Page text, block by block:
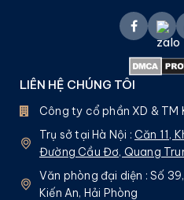
LIÊN HỆ CHÚNG TÔI
Công ty cổ phần XD & TM
Trụ sở tại Hà Nội : Căn 11,
Đường Cầu Đơ, Quang
Văn phòng đại diện : Số
Kiến An, Hải Phòng